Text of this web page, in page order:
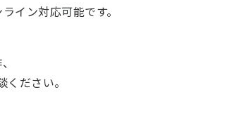
イン対応可能です。
ださい。